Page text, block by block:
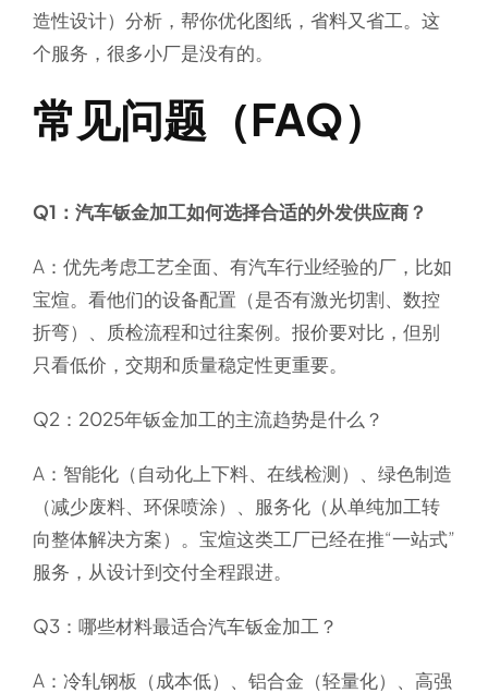
造性设计）分析，帮你优化图纸，省料又省工。这
个服务，很多小厂是没有的。
常见问题（FAQ）
Q1：汽车钣金加工如何选择合适的外发供应商？
A：优先考虑工艺全面、有汽车行业经验的厂，比如
宝煊。看他们的设备配置（是否有激光切割、数控
折弯）、质检流程和过往案例。报价要对比，但别
只看低价，交期和质量稳定性更重要。
Q2：2025年钣金加工的主流趋势是什么？
A：智能化（自动化上下料、在线检测）、绿色制造
（减少废料、环保喷涂）、服务化（从单纯加工转
向整体解决方案）。宝煊这类工厂已经在推“一站式”
服务，从设计到交付全程跟进。
Q3：哪些材料最适合汽车钣金加工？
A：冷轧钢板（成本低）、铝合金（轻量化）、高强